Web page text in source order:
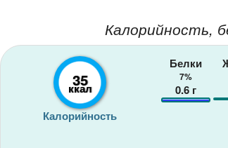
Калорийность,
35
ккал
Калорийность
Белки
7%
0.6 г